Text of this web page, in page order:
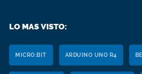
LO MAS VISTO:
MICRO:BIT ARDUINO UNO R4